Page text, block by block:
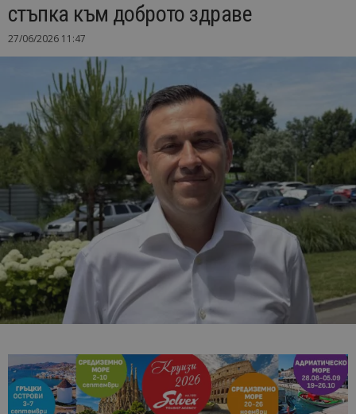
стъпка към доброто здраве
27/06/2026 11:47